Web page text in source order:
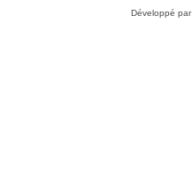
Développé par